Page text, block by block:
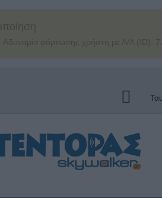
Αδυναμία φόρτωσης χρήστη με Α/Α (ID):